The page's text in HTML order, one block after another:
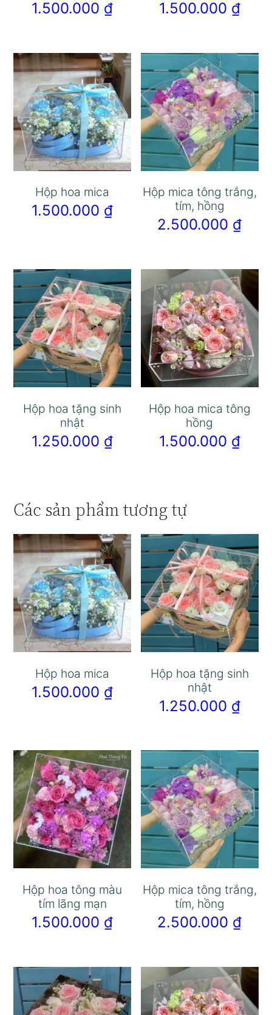
1.500.000 ₫ 1.500.000 ₫
Hộp hoa mica
1.500.000 ₫
Hộp mica tông trắng,
tím, hồng
2.500.000 ₫
Hộp hoa tặng sinh
nhật
1.250.000 ₫
Hộp hoa mica tông
hồng
1.500.000 ₫
Các sản phẩm tương tự
Hộp hoa mica
1.500.000 ₫
Hộp hoa tặng sinh
nhật
1.250.000 ₫
Hộp hoa tông màu
tím lãng mạn
1.500.000 ₫
Hộp mica tông trắng,
tím, hồng
2.500.000 ₫